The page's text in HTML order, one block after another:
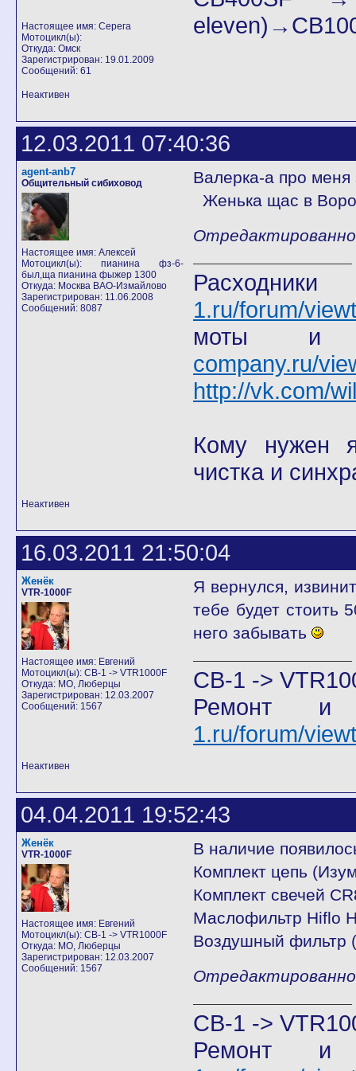
Настоящее имя: Серега
Мотоцикл(ы):
Откуда: Омск
Зарегистрирован: 19.01.2009
Сообщений: 61
Неактивен
12.03.2011 07:40:36
agent-anb7
Общительный сибиховод
Настоящее имя: Алексей
Мотоцикл(ы): пианина фз-6-
был,ща пианина фыжер 1300
Откуда: Москва ВАО-Измайлово
Зарегистрирован: 11.06.2008
Сообщений: 8087
Валерка-а про меня
Женька щас в
Отредактированно
1.ru/forum/
company.ru/
http://vk.com/
Кому нужен
чистка и
Неактивен
16.03.2011 21:50:04
Женёк
VTR-1000F
Настоящее имя: Евгений
Мотоцикл(ы): CB-1 -> VTR1000F
Откуда: МО, Люберцы
Зарегистрирован: 12.03.2007
Сообщений: 1567
Я вернулся,
тебе будет стоить
него забывать
CB-1 ->
Ремонт и
1.ru/forum/
Неактивен
04.04.2011 19:52:43
Женёк
VTR-1000F
Настоящее имя: Евгений
Мотоцикл(ы): CB-1 -> VTR1000F
Откуда: МО, Люберцы
Зарегистрирован: 12.03.2007
Сообщений: 1567
В наличие
Комплект цепь
Комплект свечей
Маслофильтр Hiflo
Воздушный фильтр
CB-1 ->
Ремонт и